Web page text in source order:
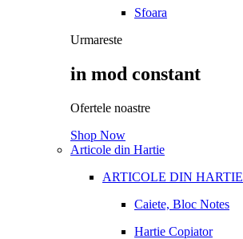
Sfoara
Urmareste
in mod constant
Ofertele noastre
Shop Now
Articole din Hartie
ARTICOLE DIN HARTIE
Caiete, Bloc Notes
Hartie Copiator